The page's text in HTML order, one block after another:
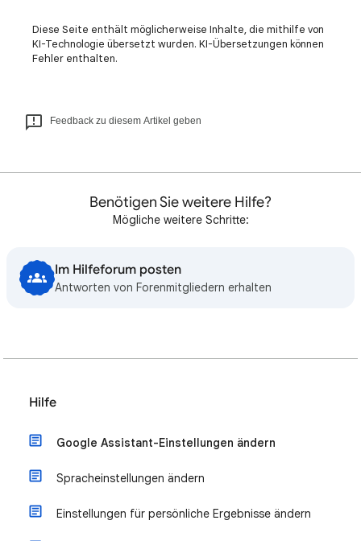
Diese Seite enthält möglicherweise Inhalte, die mithilfe von
KI-Technologie übersetzt wurden. KI-Übersetzungen können
Fehler enthalten.
Feedback zu diesem Artikel geben
Benötigen Sie weitere Hilfe?
Mögliche weitere Schritte:
Im Hilfeforum posten
Antworten von Forenmitgliedern erhalten
Hilfe
Google Assistant-Einstellungen ändern
Spracheinstellungen ändern
Einstellungen für persönliche Ergebnisse ändern